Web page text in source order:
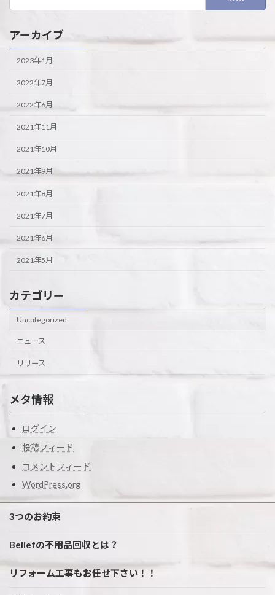
アーカイブ
2023年1月
2022年7月
2022年6月
2021年11月
2021年10月
2021年9月
2021年8月
2021年7月
2021年6月
2021年5月
カテゴリー
Uncategorized
ニュース
リリース
メタ情報
ログイン
投稿フィード
コメントフィード
WordPress.org
3つのお約束
Beliefの不用品回収とは？
リフォーム工事もお任せ下さい！！